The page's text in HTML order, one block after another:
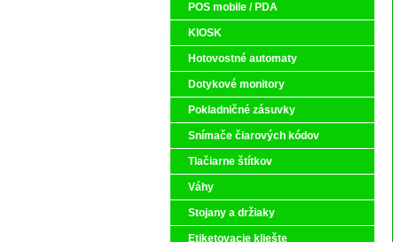
POS mobile / PDA
KIOSK
Hotovostné automaty
Dotykové monitory
Pokladničné zásuvky
Snímače čiarových kódov
Tlačiarne štítkov
Váhy
Stojany a držiaky
Etiketovacie kliešte